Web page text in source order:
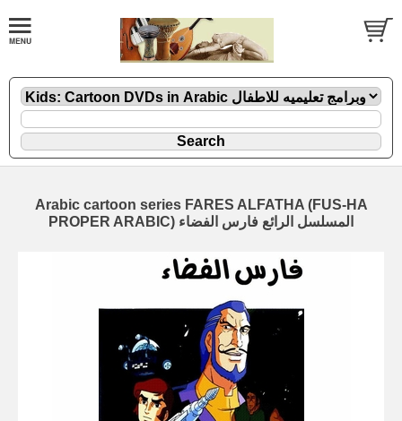
Arabic cartoon series FARES ALFATHA (FUS-HA
PROPER ARABIC) المسلسل الرائع فارس الفضاء